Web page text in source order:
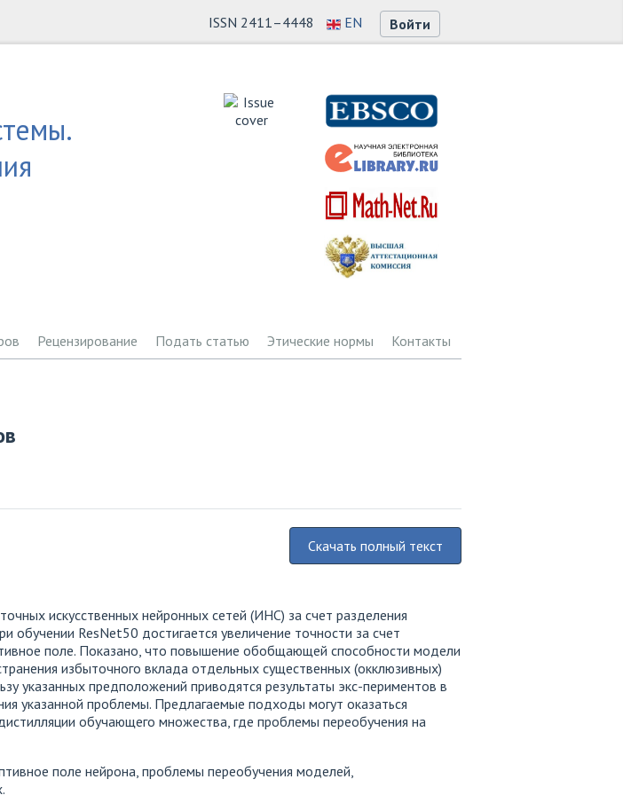
ISSN 2411–4448 EN Войти
Рецензирование Подать статью Этические нормы Контакты
Скачать полный текст
искусственных нейронных сетей (ИНС) за счет разделения
ResNet50 достигается увеличение точности за счет
поле. Показано, что повышение обобщающей способности модели
избыточного вклада отдельных существенных (окклюзивных)
указанных предположений приводятся результаты экс-периментов в
указанной проблемы. Предлагаемые подходы могут оказаться
обучающего множества, где проблемы переобучения на
поле нейрона, проблемы переобучения моделей,